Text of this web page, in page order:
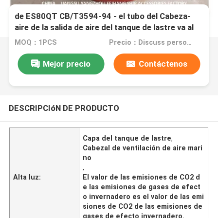
Modelo: Casquillo respirable del tanque de lastre
de ES80QT CB/T3594-94 - el tubo del Cabeza-
aire de la salida de aire del tanque de lastre va al
tanque de lastre
MOQ：1PCS Precio：Discuss personally
Mejor precio Contáctenos
DESCRIPCIóN DE PRODUCTO
Alta luz:
Capa del tanque de lastre,
Cabezal de ventilación de aire mari
no
,
El valor de las emisiones de CO2 d
e las emisiones de gases de efect
o invernadero es el valor de las emi
siones de CO2 de las emisiones de
gases de efecto invernadero.